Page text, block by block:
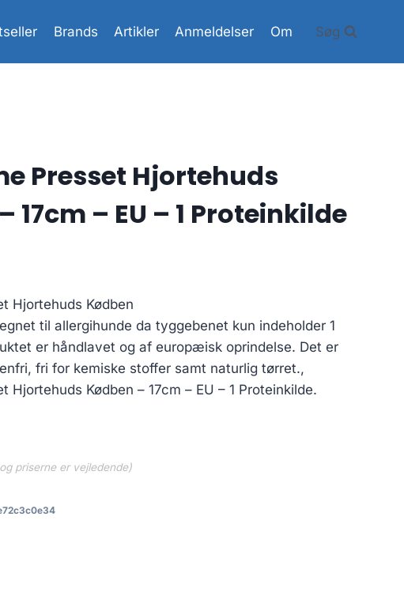
Brands Artikler Anmeldelser Om Søg
Presset Hjortehuds
17cm – EU – 1 Proteinkilde
Hjortehuds Kødben
til allergihunde da tyggebenet kun indeholder 1
er håndlavet og af europæisk oprindelse. Det er
fri for kemiske stoffer samt naturlig tørret.,
Hjortehuds Kødben – 17cm – EU – 1 Proteinkilde.
priserne er vejledende)